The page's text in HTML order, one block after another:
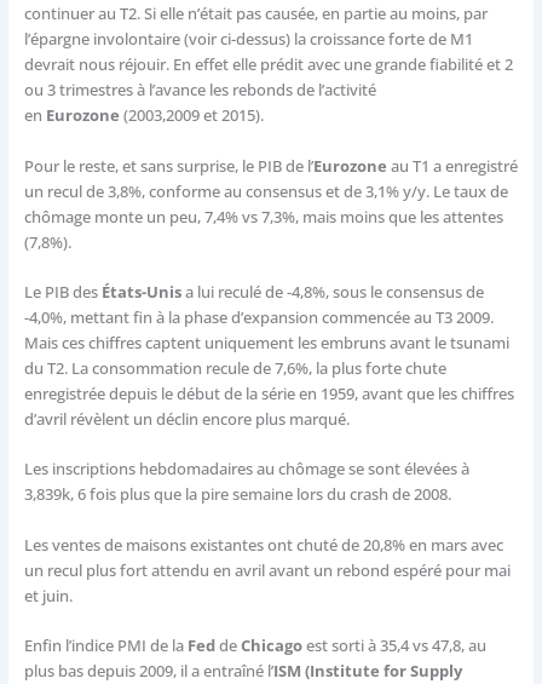
continuer au T2. Si elle n’était pas causée, en partie au moins, par
l’épargne involontaire (voir ci-dessus) la croissance forte de M1
devrait nous réjouir. En effet elle prédit avec une grande fiabilité et 2
ou 3 trimestres à l’avance les rebonds de l’activité
en Eurozone (2003,2009 et 2015).
Pour le reste, et sans surprise, le PIB de l’Eurozone au T1 a enregistré
un recul de 3,8%, conforme au consensus et de 3,1% y/y. Le taux de
chômage monte un peu, 7,4% vs 7,3%, mais moins que les attentes
(7,8%).
Le PIB des États-Unisa lui reculé de -4,8%, sous le consensus de
-4,0%, mettant fin à la phase d’expansion commencée au T3 2009.
Mais ces chiffres captent uniquement les embruns avant le tsunami
du T2. La consommation recule de 7,6%, la plus forte chute
enregistrée depuis le début de la série en 1959, avant que les chiffres
d’avril révèlent un déclin encore plus marqué.
Les inscriptions hebdomadaires au chômage se sont élevées à
3,839k, 6 fois plus que la pire semaine lors du crash de 2008.
Les ventes de maisons existantes ont chuté de 20,8% en mars avec
un recul plus fort attendu en avril avant un rebond espéré pour mai
et juin.
Enfin l’indice PMI de la FeddeChicagoest sorti à 35,4 vs 47,8, au
plus bas depuis 2009, il a entraîné l’ISM (Institute for Supply